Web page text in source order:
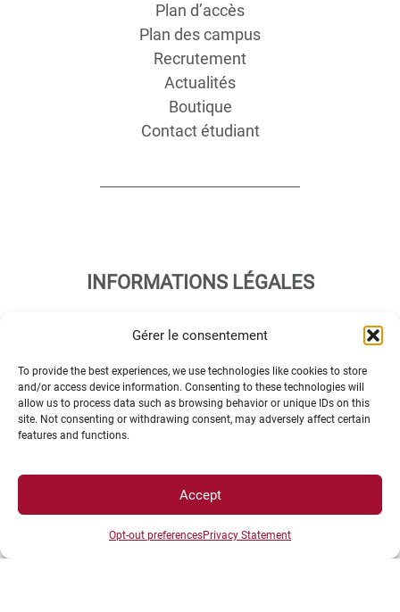
Gérer le consentement
To provide the best experiences, we use technologies like cookies to store
and/or access device information. Consenting to these technologies will
allow us to process data such as browsing behavior or unique IDs on this
site. Not consenting or withdrawing consent, may adversely affect certain
features and functions.
Accept
Opt-out preferencesPrivacy Statement
Plan d’accès
Plan des campus
Recrutement
Actualités
Boutique
Contact étudiant
INFORMATIONS LÉGALES
Plan d’accès des campus
Mentions légales
Données personnelles et gestion des cookies
Gérer mes cookies
Avertissement
Création agence MagicWeb